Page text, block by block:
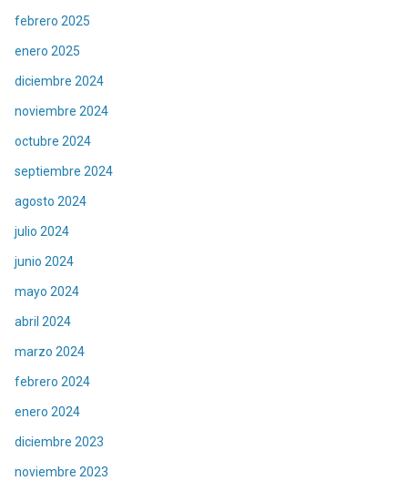
febrero 2025
enero 2025
diciembre 2024
noviembre 2024
octubre 2024
septiembre 2024
agosto 2024
julio 2024
junio 2024
mayo 2024
abril 2024
marzo 2024
febrero 2024
enero 2024
diciembre 2023
noviembre 2023